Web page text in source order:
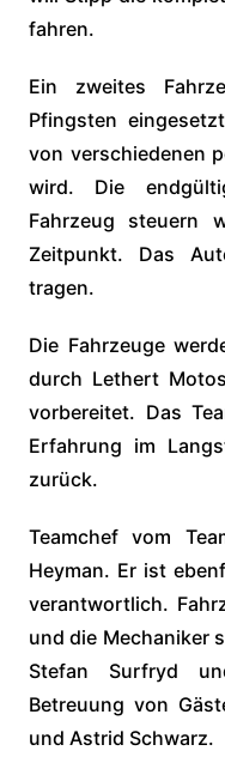
fahren.
Ein zweites
Pfingsten
von verschiedenen
wird. Die
Fahrzeug steuern
Zeitpunkt. Das
tragen.
Die Fahrzeuge
durch Lethert
vorbereitet. Das
Erfahrung im
zurück.
Teamchef vom
Heyman. Er ist
verantwortlich.
und die Mechaniker
Stefan Surfryd
Betreuung von
und Astrid Schwarz.